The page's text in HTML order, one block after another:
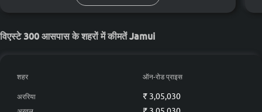
विएस्टे 300 आसपास के शहरों में कीमतें Jamui
शहर ऑन-रोड प्राइस
अररिया ₹ 3,05,030